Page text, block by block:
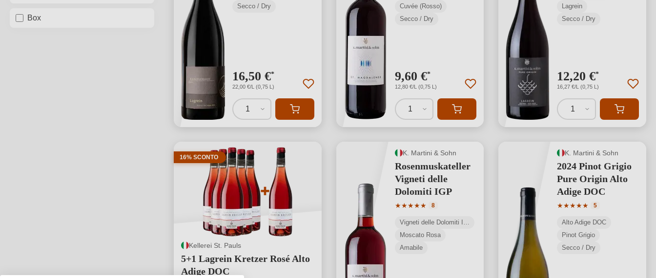
Box
Secco / Dry
16,50 €*
22,00 €/L (0,75 L)
1
Cuvée (Rosso)
Secco / Dry
9,60 €*
12,80 €/L (0,75 L)
1
Lagrein
Secco / Dry
12,20 €*
16,27 €/L (0,75 L)
1
16% SCONTO
Kellerei St. Pauls
5+1 Lagrein Kretzer Rosé Alto
Adige DOC
K. Martini & Sohn
Rosenmuskateller
Vigneti delle
Dolomiti IGP
★★★★★
Valutazione media di 5 su 5 stelle
8
Vigneti delle Dolomiti IGP
Moscato Rosa
Amabile
K. Martini & Sohn
2024 Pinot Grigio
Pure Origin Alto
Adige DOC
★★★★★
Valutazione media di 5 su 5
5
Alto Adige DOC
Pinot Grigio
Secco / Dry